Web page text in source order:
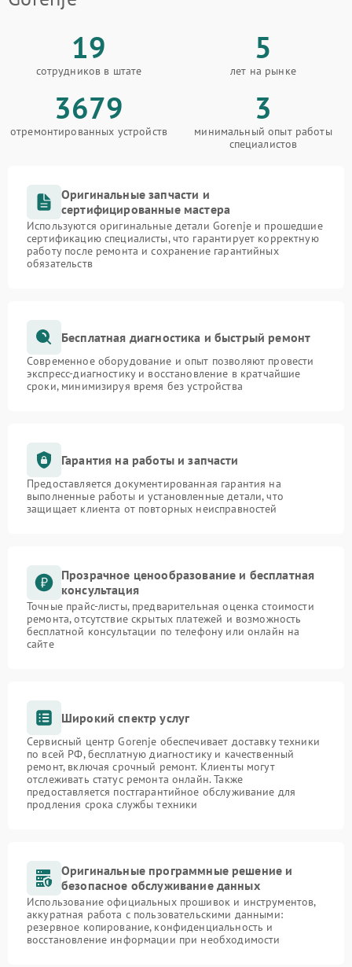
19
сотрудников в штате
5
лет на рынке
3679
отремонтированных устройств
3
минимальный опыт работы
специалистов
Оригинальные запчасти и
сертифицированные мастера
Используются оригинальные детали Gorenje и прошедшие
сертификацию специалисты, что гарантирует корректную
работу после ремонта и сохранение гарантийных
обязательств
Бесплатная диагностика и быстрый ремонт
Современное оборудование и опыт позволяют провести
экспресс-диагностику и восстановление в кратчайшие
сроки, минимизируя время без устройства
Гарантия на работы и запчасти
Предоставляется документированная гарантия на
выполненные работы и установленные детали, что
защищает клиента от повторных неисправностей
Прозрачное ценообразование и бесплатная
консультация
Точные прайс-листы, предварительная оценка стоимости
ремонта, отсутствие скрытых платежей и возможность
бесплатной консультации по телефону или онлайн на
сайте
Широкий спектр услуг
Сервисный центр Gorenje обеспечивает доставку техники
по всей РФ, бесплатную диагностику и качественный
ремонт, включая срочный ремонт. Клиенты могут
отслеживать статус ремонта онлайн. Также
предоставляется постгарантийное обслуживание для
продления срока службы техники
Оригинальные программные решение и
безопасное обслуживание данных
Использование официальных прошивок и инструментов,
аккуратная работа с пользовательскими данными:
резервное копирование, конфиденциальность и
восстановление информации при необходимости